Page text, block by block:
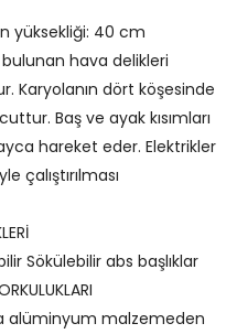
yüksekliği: 40 cm
hava delikleri
Karyolanın dört köşesinde
Baş ve ayak kısımları
hareket eder. Elektrikler
çalıştırılması
Sökülebilir abs başlıklar
alüminyum malzemeden